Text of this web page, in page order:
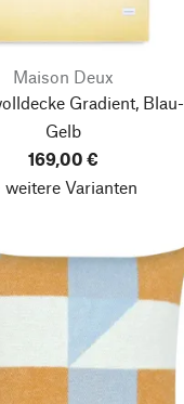
Maison Deux
Gradient, Blau-
Gelb
169,00 €
weitere Varianten